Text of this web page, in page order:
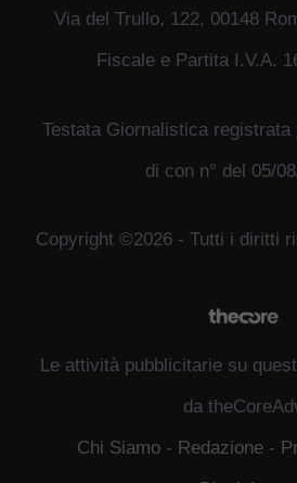
Via del Trullo, 122, 00148
Fiscale e Partita I.V.A.
Testata Giornalistica registrata
di con n° del 05/
Copyright ©2026 - Tutti i diritti
Le attività pubblicitarie su
da
Chi Siamo- Redazione-